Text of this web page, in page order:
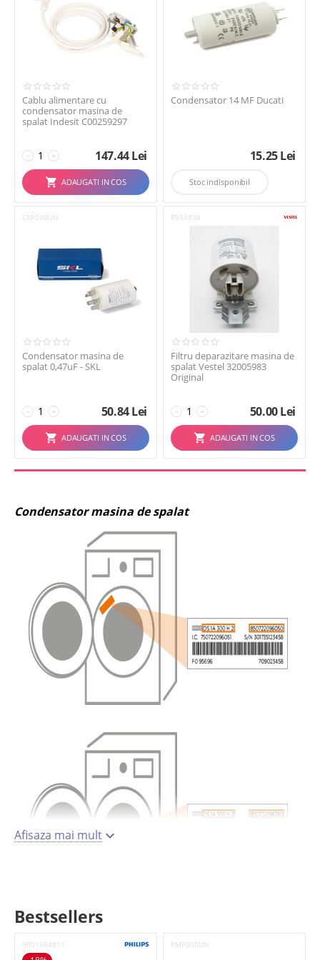
Cablu alimentare cu
condensator masina de
spalat Indesit C00259297
+
− 147.44Lei
ADAUGATI IN COS
Condensator 14 MF Ducati
15.25Lei
Stoc indisponibil
CAP200UN
Condensator masina de
spalat 0,47uF - SKL
+
− 50.84Lei
ADAUGATI IN COS
R594838
Filtru deparazitare masina de
spalat Vestel 32005983
Original
+
− 50.00Lei
ADAUGATI IN COS
Condensator masina de spalat
Afisaza mai mult
Bestsellers
9001684811 PMP000UN